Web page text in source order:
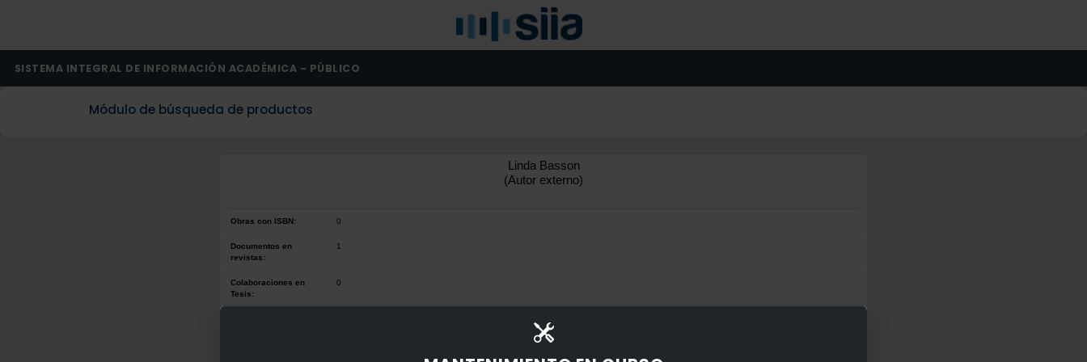
SISTEMA INTEGRAL DE INFORMACIÓN ACADÉMICA - PÚBLICO
Módulo de búsqueda de productos
Linda Basson
(Autor externo)
Obras con ISBN: 0
Documentos en
revistas:
1
Colaboraciones en
Tesis:
0